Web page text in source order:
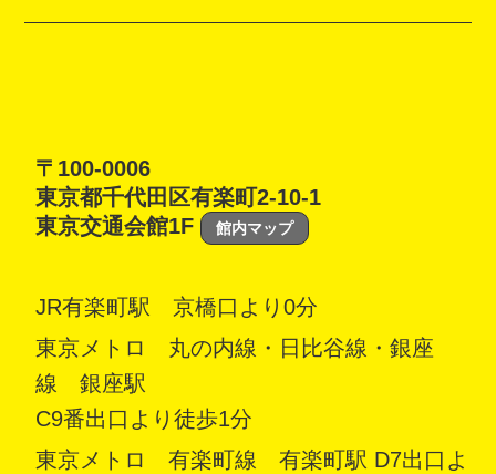
〒100-0006
東京都千代田区有楽町2-10-1
東京交通会館1F
館内マップ
JR有楽町駅 京橋口より0分
東京メトロ 丸の内線・日比谷線・銀座
線 銀座駅
C9番出口より徒歩1分
東京メトロ 有楽町線 有楽町駅 D7出口よ